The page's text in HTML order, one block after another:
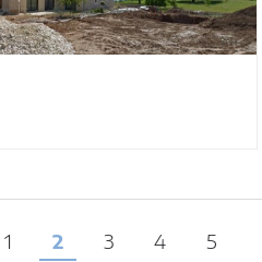
1 2 3 4 5